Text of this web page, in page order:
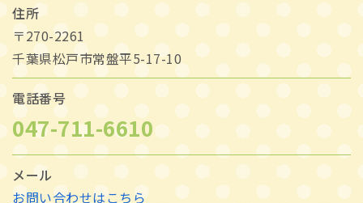
住所
〒270-2261
千葉県松戸市常盤平5-17-10
電話番号
047-711-6610
メール
お問い合わせはこちら